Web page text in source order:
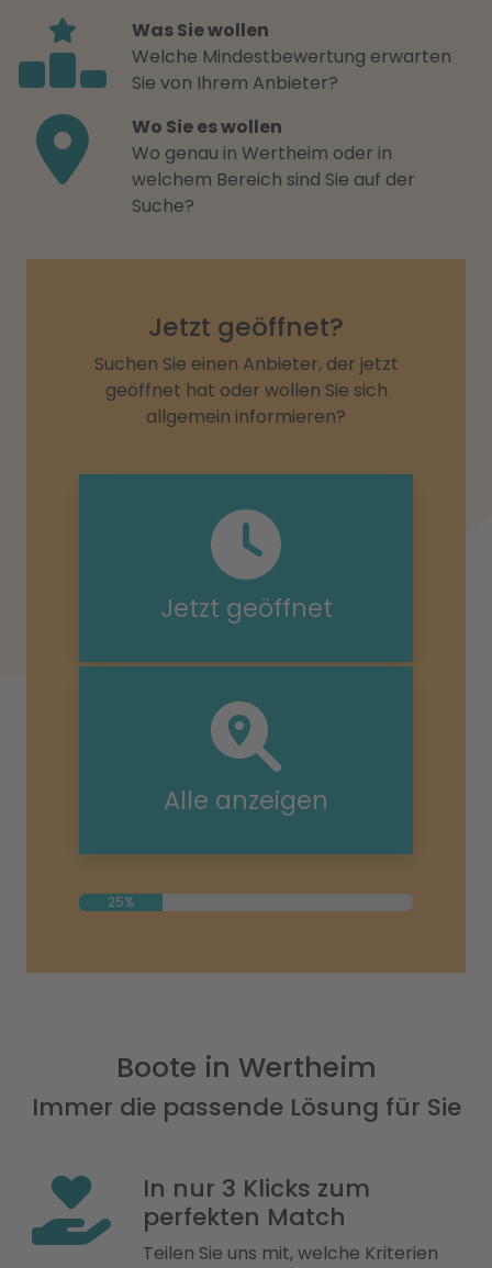
Was Sie wollen
Welche Mindestbewertung erwarten
Sie von Ihrem Anbieter?
Wo Sie es wollen
Wo genau in Wertheim oder in
welchem Bereich sind Sie auf der
Suche?
Jetzt geöffnet?
Suchen Sie einen Anbieter, der jetzt
geöffnet hat oder wollen Sie sich
allgemein informieren?
Jetzt geöffnet
Alle anzeigen
25%
Boote in Wertheim
Immer die passende Lösung für Sie
In nur 3 Klicks zum
perfekten Match
Teilen Sie uns mit, welche Kriterien